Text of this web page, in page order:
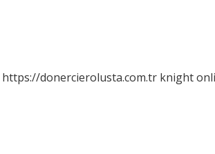
https://donercierolusta.com.tr knight